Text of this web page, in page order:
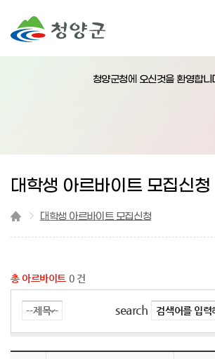
청양군청에 오신것을 환영합니
대학생 아르바이트 모집신청
대학생 아르바이트 모집신청
총 아르바이트 0 건
search 검색어를 입력